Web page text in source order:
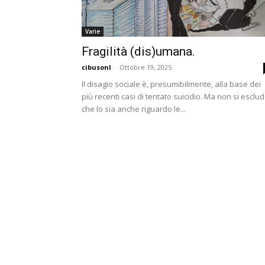
Varie
Fragilità (dis)umana.
cibusonl - Ottobre 19, 2025
Il disagio sociale è, presumibilmente, alla base dei
più recenti casi di tentato suicidio. Ma non si
che lo sia anche riguardo le...